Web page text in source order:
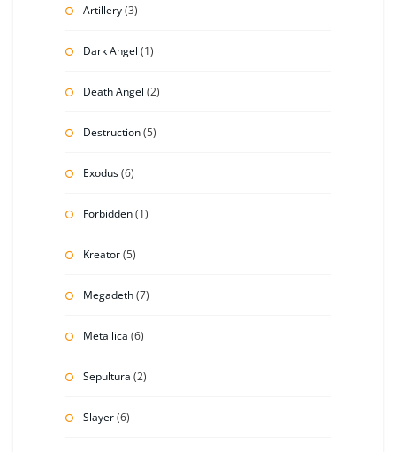
Artillery(3)
Dark Angel (1)
Death Angel (2)
Destruction(5)
Exodus(6)
Forbidden(1)
Kreator(5)
Megadeth(7)
Metallica (6)
Sepultura (2)
Slayer(6)